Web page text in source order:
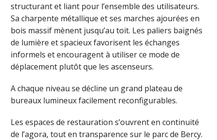
structurant et liant pour l’ensemble des utilisateurs.
Sa charpente métallique et ses marches ajourées en
bois massif mènent jusqu’au toit. Les paliers baignés
de lumière et spacieux favorisent les échanges
informels et encouragent à utiliser ce mode de
déplacement plutôt que les ascenseurs.
A chaque niveau se décline un grand plateau de
bureaux lumineux facilement reconfigurables.
Les espaces de restauration s’ouvrent en continuité
de l’agora, tout en transparence sur le parc de Bercy.